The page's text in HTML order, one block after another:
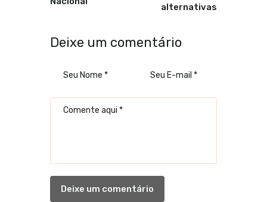
alternativas
Deixe um comentário